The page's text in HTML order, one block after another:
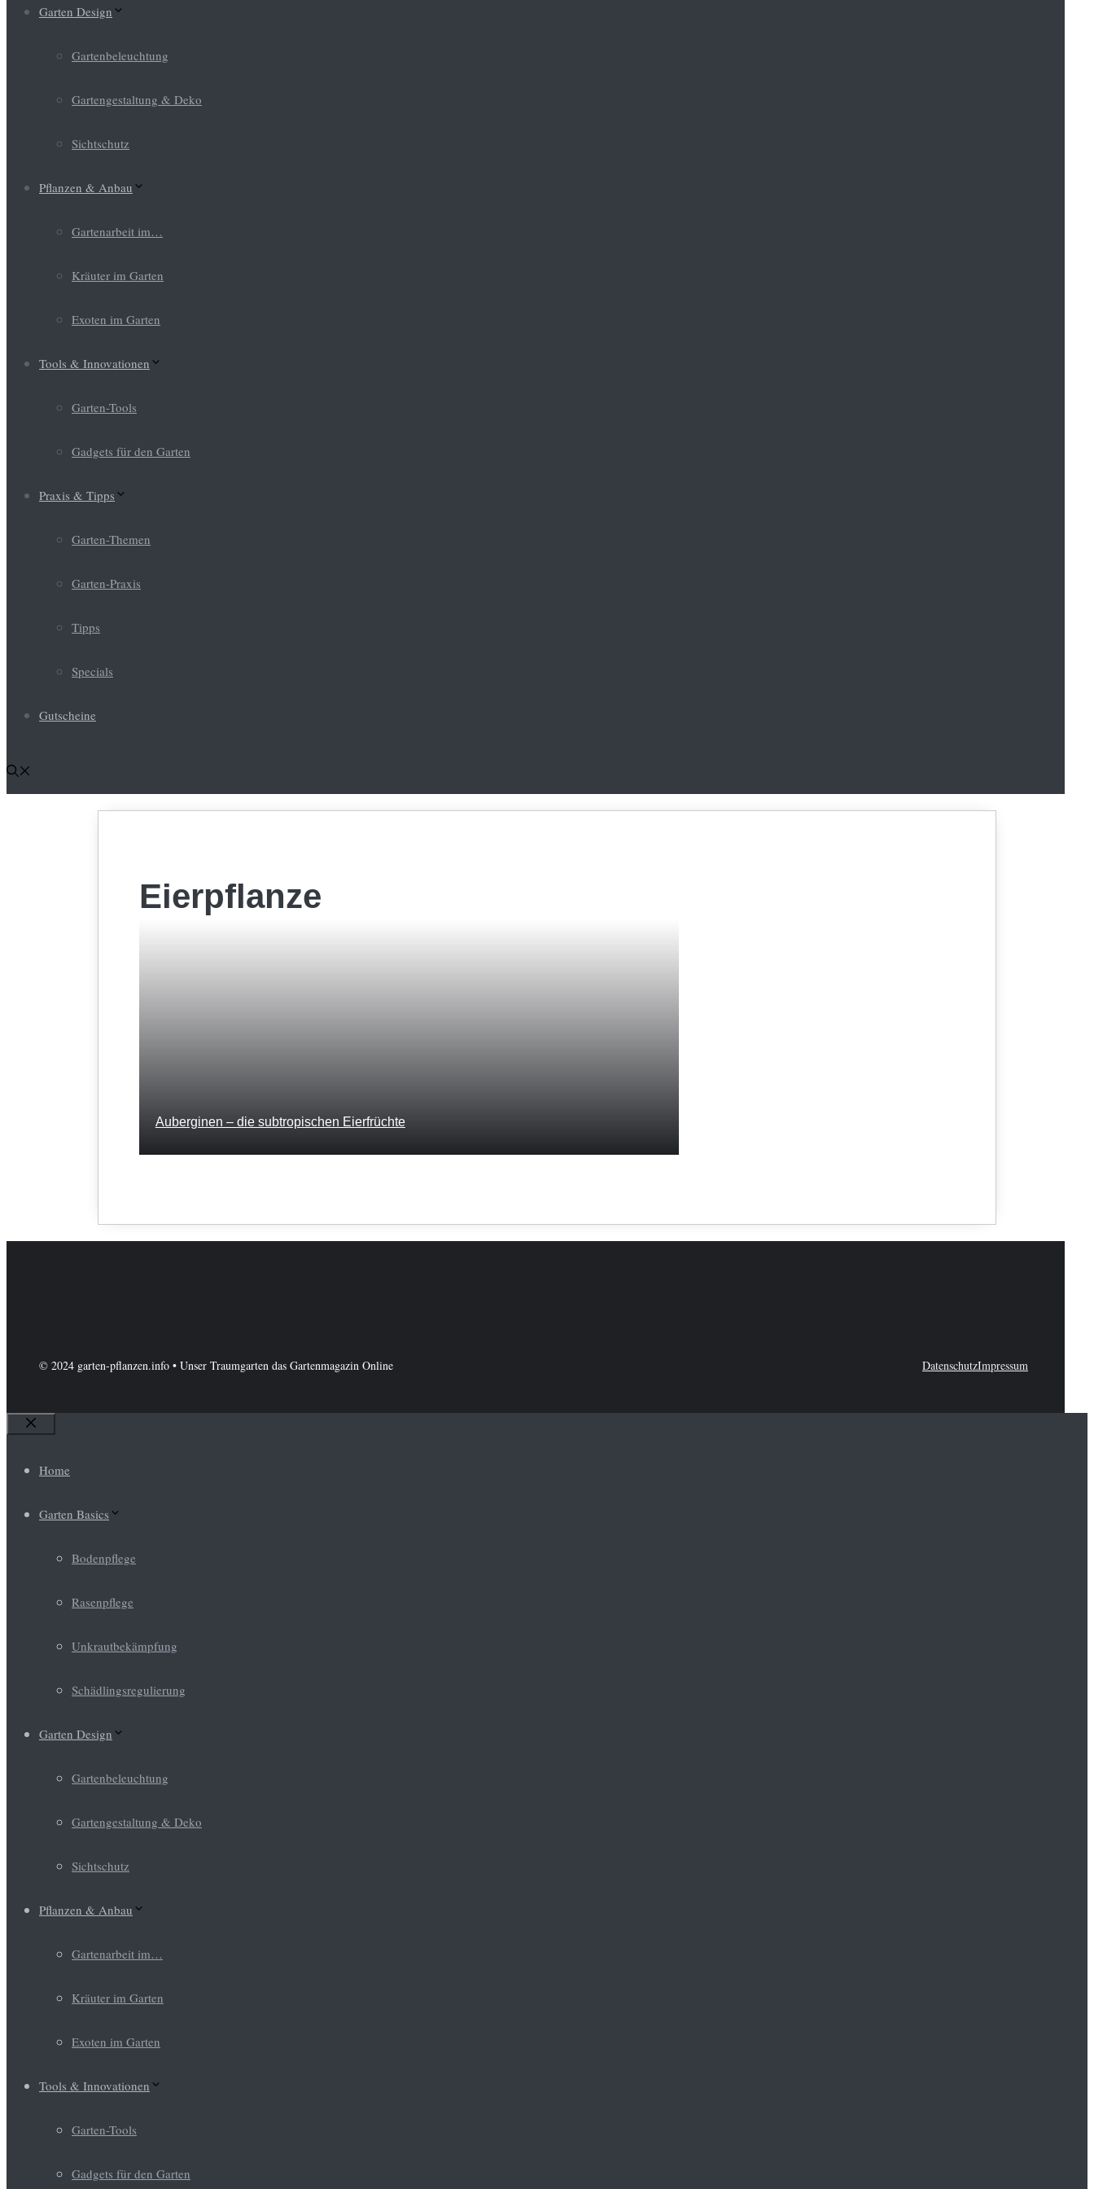
Garten Design
Gartenbeleuchtung
Gartengestaltung & Deko
Sichtschutz
Pflanzen & Anbau
Gartenarbeit im…
Kräuter im Garten
Exoten im Garten
Tools & Innovationen
Garten-Tools
Gadgets für den Garten
Praxis & Tipps
Garten-Themen
Garten-Praxis
Tipps
Specials
Gutscheine
Eierpflanze
Auberginen – die subtropischen Eierfrüchte
© 2024 garten-pflanzen.info • Unser Traumgarten das Gartenmagazin Online DatenschutzImpressum
Schließen
Home
Garten Basics
Bodenpflege
Rasenpflege
Unkrautbekämpfung
Schädlingsregulierung
Garten Design
Gartenbeleuchtung
Gartengestaltung & Deko
Sichtschutz
Pflanzen & Anbau
Gartenarbeit im…
Kräuter im Garten
Exoten im Garten
Tools & Innovationen
Garten-Tools
Gadgets für den Garten